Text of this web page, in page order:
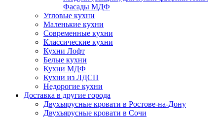
Фасады МДФ
Угловые кухни
Маленькие кухни
Современные кухни
Классические кухни
Кухни Лофт
Белые кухни
Кухни МДФ
Кухни из ЛДСП
Недорогие кухни
Доставка в другие города
Двухъярусные кровати в Ростове-на-Дону
Двухъярусные кровати в Сочи